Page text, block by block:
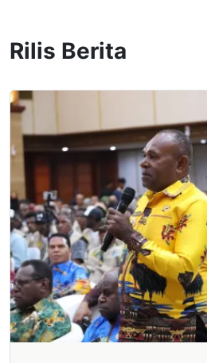
Rilis Berita